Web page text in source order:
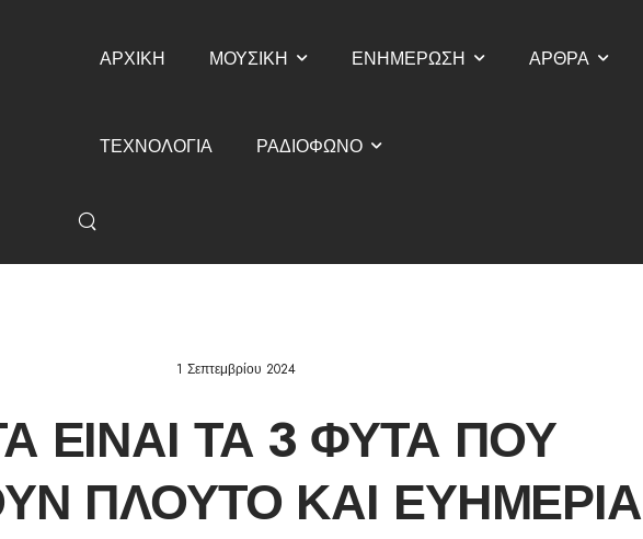
ΑΡΧΙΚΗ ΜΟΥΣΙΚΗ ΕΝΗΜΕΡΩΣΗ ΑΡΘΡΑ
ΤΕΧΝΟΛΟΓΙΑ ΡΑΔΙΟΦΩΝΟ
1 Σεπτεμβρίου 2024
ΕΊΝΑΙ ΤΑ 3 ΦΥΤΆ ΠΟΥ
ΠΛΟΎΤΟ ΚΑΙ ΕΥΗΜΕΡΊΑ